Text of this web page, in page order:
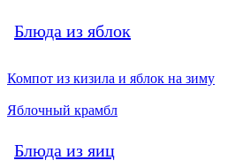
Блюда из яблок
Компот из кизила и яблок на зиму
Яблочный крамбл
Блюда из яиц